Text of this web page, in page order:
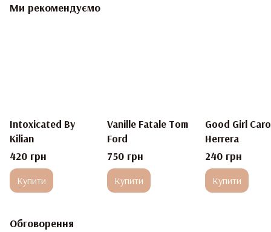
Ми рекомендуємо
Intoxicated By
Kilian
420 грн
Купити
Vanille Fatale Tom
Ford
750 грн
Купити
Good Girl
Herrera
240 грн
Купити
Обговорення